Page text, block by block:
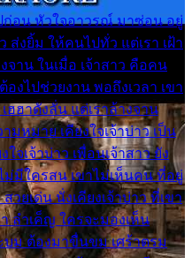
ก่อน หัวใจอาวรณ์ มาซ่อน อยู่
ส่งยิ้ม ให้คนไปทั่ว แต่เรา เฝ้า
จาน ในเมื่อ เจ้าสาว คือคน
งไปช่วยงาน พอถึงเวลา เขา
ฮฮาดังลั่น แต่เราล้างจาน
มหมาย เคียงใจเจ้าบ่าว เป็น
จเจ้าบ่าว เพื่อนเจ้าสาว ยัง
มีใครสน เขาไม่เห็นคน ที่อยู่
วยเด่น นั่งเคียงเจ้าบ่าว ที่เขา
า ลำเค็ญ ใครจะมองเห็น
บม ต้องมาขื่นขม เศร้าตรม